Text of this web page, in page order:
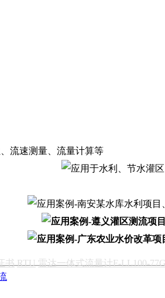
流速测量、流量计算等
书 RTU 雷达一体式流量计F-LL100-